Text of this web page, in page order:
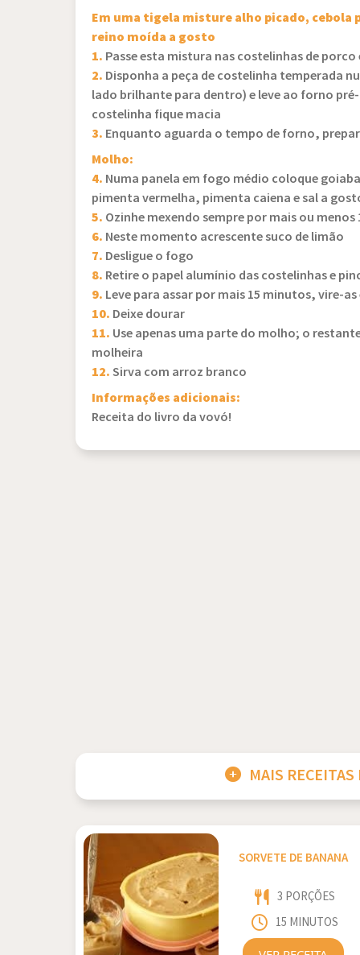
Em uma tigela misture alho picado,
reino moída a gosto
1. Passe esta mistura nas costelinhas de
2. Disponha a peça de costelinha temperada
lado brilhante para dentro) e leve ao forno
costelinha fique macia
3. Enquanto aguarda o tempo de forno,
Molho:
4. Numa panela em fogo médio coloque
pimenta vermelha, pimenta caiena e sal a
5. Ozinhe mexendo sempre por mais ou
6. Neste momento acrescente suco de limão
7. Desligue o fogo
8. Retire o papel alumínio das costelinhas e
9. Leve para assar por mais 15 minutos, vire-
10. Deixe dourar
11. Use apenas uma parte do molho; o
molheira
12.Sirva com arroz branco
Informações adicionais:
Receita do livro da vovó!
MAIS RECEITAS
SORVETE DE BANANA
3 PORÇÕES
15 MINUTOS